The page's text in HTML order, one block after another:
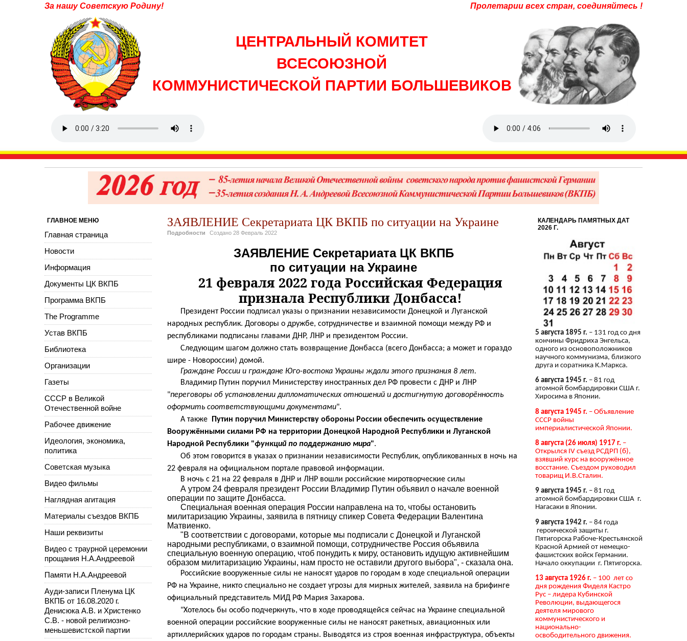
За нашу Советскую Родину! Пролетарии всех стран, соединяйтесь !
ЦЕНТРАЛЬНЫЙ КОМИТЕТ
ВСЕСОЮЗНОЙ
КОММУНИСТИЧЕСКОЙ ПАРТИИ БОЛЬШЕВИКОВ
ЗАЯВЛЕНИЕ Секретариата ЦК ВКПБ по ситуации на Украине
Подробности Создано 28 Февраль 2022
ЗАЯВЛЕНИЕ Секретариата ЦК ВКПБ
по ситуации на Украине
21 февраля 2022 года Российская Федерация
признала Республики Донбасса!
Президент России подписал указы о признании независимости Донецкой и Луганской
народных республик. Договоры о дружбе, сотрудничестве и взаимной помощи между РФ и
республиками подписаны главами ДНР, ЛНР и президентом России.
Следующим шагом должно стать возвращение Донбасса (всего Донбасса; а может и гораздо
шире - Новороссии) домой.
Граждане России и граждане Юго-востока Украины ждали этого признания 8 лет.
Владимир Путин поручил Министерству иностранных дел РФ провести с ДНР и ЛНР
"переговоры об установлении дипломатических отношений и достигнутую договорённость
оформить соответствующими документами".
А также
Путин поручил Министерству обороны России обеспечить осуществление
Вооружёнными силами РФ на территории Донецкой Народной Республики и Луганской
Народной Республики "функций по поддержанию мира".
Об этом говорится в указах о признании независимости Республик, опубликованных в ночь на
22 февраля на официальном портале правовой информации.
В ночь с 21 на 22 февраля в ДНР и ЛНР вошли российские миротворческие силы
А утром 24 февраля президент России Владимир Путин объявил о начале военной
операции по защите Донбасса.
Специальная военная операция России направлена на то, чтобы остановить
милитаризацию Украины, заявила в пятницу спикер Совета Федерации Валентина
Матвиенко.
"В соответствии с договорами, которые мы подписали с Донецкой и Луганской
народными республиками, о взаимной помощи, сотрудничестве Россия объявила
специальную военную операцию, чтоб понудить к миру, остановить идущую активнейшим
образом милитаризацию Украины, нам просто не оставили другого выбора", - сказала она.
Российские вооруженные силы не наносят ударов по городам в ходе специальной операции
РФ на Украине, никто специально не создает угрозы для мирных жителей, заявила на брифинге
официальный представитель МИД РФ Мария Захарова.
"Хотелось бы особо подчеркнуть, что в ходе проводящейся сейчас на Украине специальной
военной операции российские вооруженные силы не наносят ракетных, авиационных или
артиллерийских ударов по городам страны. Выводятся из строя военная инфраструктура, объекты
ГЛАВНОЕ МЕНЮ
Главная страница
Новости
Информация
Документы ЦК ВКПБ
Программа ВКПБ
The Programme
Устав ВКПБ
Библиотека
Организации
Газеты
СССР в Великой
Отечественной войне
Рабочее движение
Идеология, экономика,
политика
Советская музыка
Видео фильмы
Наглядная агитация
Материалы съездов ВКПБ
Наши реквизиты
Видео с траурной церемонии
прощания Н.А.Андреевой
Памяти Н.А.Андреевой
Ауди-записи Пленума ЦК
ВКПБ от 16.08.2020 г.
Денисюка А.В. и Христенко
С.В. - новой религиозно-
меньшевистской партии
КАЛЕНДАРЬ ПАМЯТНЫХ ДАТ
2026 Г.
5 августа 1895 г. – 131 год со дня
кончины Фридриха Энгельса,
одного из основоположников
научного коммунизма, близкого
друга и соратника К.Маркса.
6 августа 1945 г. – 81 год
атомной бомбардировки США г.
Хиросима в Японии.
8 августа 1945 г. – Объявление
СССР войны
империалистической Японии.
8 августа (26 июля) 1917 г. –
Открылся IV съезд РСДРП (б),
взявший курс на вооружённое
восстание. Съездом руководил
товарищ И.В.Сталин.
9 августа 1945 г. – 81 год
атомной бомбардировки США г.
Нагасаки в Японии.
9 августа 1942 г. – 84 года
героической защиты г.
Пятигорска Рабоче-Крестьянской
Красной Армией от немецко-
фашистских войск Германии.
Начало оккупации г. Пятигорска.
13 августа 1926 г. – 100 лет со
дня рождения Фиделя Кастро
Рус – лидера Кубинской
Революции, выдающегося
деятеля мирового
коммунистического и
национально-
освободительного движения.